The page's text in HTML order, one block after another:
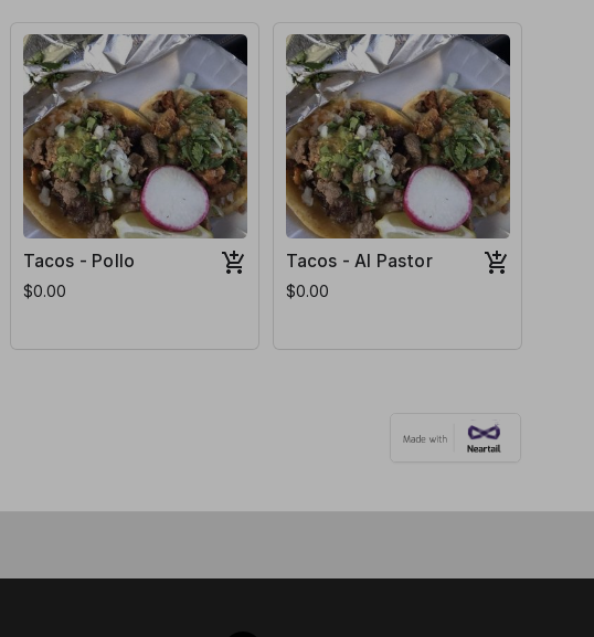
Tacos - Pollo
$0.00
Tacos - Al Pastor
$0.00